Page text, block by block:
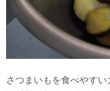
さつまいもを食べやす